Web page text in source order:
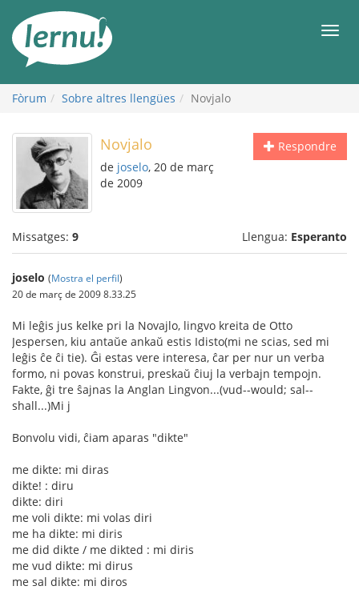
contingut
Fòrum Sobre altres llengües Novjalo
Respondre
Novjalo
de joselo, 20 de març
de 2009
Missatges: 9 Llengua: Esperanto
joselo (Mostra el perfil)
20 de març de 2009 8.33.25
Mi leĝis jus kelke pri la Novajlo, lingvo kreita de Otto
Jespersen, kiu antaŭe ankaŭ estis Idisto(mi ne scias, sed mi
leĝis ĉe ĉi tie). Ĝi estas vere interesa, ĉar per nur un verba
formo, ni povas konstrui, preskaŭ ĉiuj la verbajn tempojn.
Fakte, ĝi tre ŝajnas la Anglan Lingvon...(vud--would; sal--
shall...)Mi j
Bonvolu vidi, ĉiam aparas "dikte"
me dikte: mi diras
dikte! : diru
dikte: diri
me voli dikte: mi volas diri
me ha dikte: mi diris
me did dikte / me dikted : mi diris
me vud dikte: mi dirus
me sal dikte: mi diros